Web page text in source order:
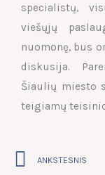
specialistų,
viešųjų
nuomonę, bus
diskusija.
Šiaulių miesto
teigiamų
Prev
ANKSTESNIS